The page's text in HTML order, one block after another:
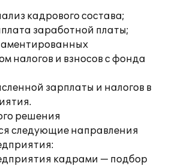
кадрового состава;
заработной платы;
налогов и взносов с фонда
зарплаты и налогов в
решения
следующие направления
кадрами — подбор